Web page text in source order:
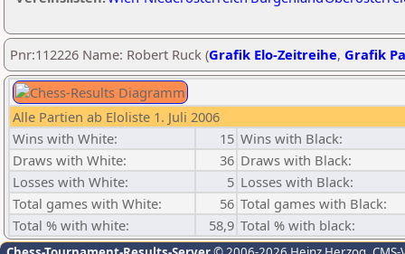
Pnr:112226 Name: Robert Ruck (Grafik Elo-Zeitreihe, Grafik
Alle Partien ab Eloliste 1. Juli 2006
Wins with White:
15 Wins with Black:
Draws with White:
36 Draws with Black:
Losses with White:
5 Losses with Black:
Total games with White:
56 Total games with Black:
Total % with white:
58,9 Total % with black: